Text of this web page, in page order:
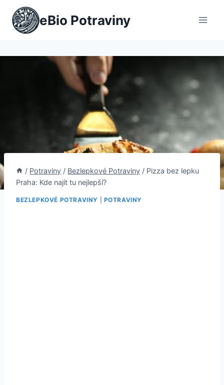
Přeskočit
obsah
eBio Potraviny
/ Potraviny / Bezlepkové Potraviny / Pizza bez lepku
Praha: Kde najít tu nejlepší?
BEZLEPKOVÉ POTRAVINY POTRAVINY